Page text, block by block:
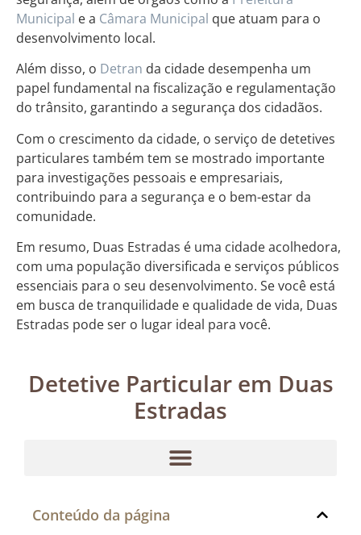
Municipal e a Câmara Municipal que atuam para o
desenvolvimento local.
Além disso, o Detran da cidade desempenha um
papel fundamental na fiscalização e regulamentação
do trânsito, garantindo a segurança dos cidadãos.
Com o crescimento da cidade, o serviço de detetives
particulares também tem se mostrado importante
para investigações pessoais e empresariais,
contribuindo para a segurança e o bem-estar da
comunidade.
Em resumo, Duas Estradas é uma cidade acolhedora,
com uma população diversificada e serviços públicos
essenciais para o seu desenvolvimento. Se você está
em busca de tranquilidade e qualidade de vida, Duas
Estradas pode ser o lugar ideal para você.
Detetive Particular em Duas
Estradas
Conteúdo da página